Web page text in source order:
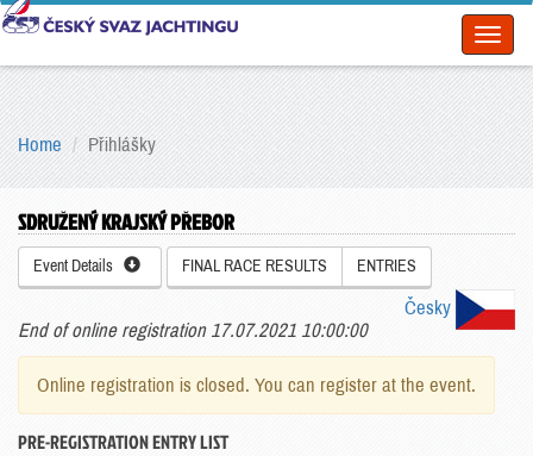
Home Přihlášky
SDRUŽENÝ KRAJSKÝ PŘEBOR
Event Details FINAL RACE RESULTS ENTRIES
Česky
End of online registration 17.07.2021 10:00:00
Online registration is closed. You can register at the event.
PRE-REGISTRATION ENTRY LIST